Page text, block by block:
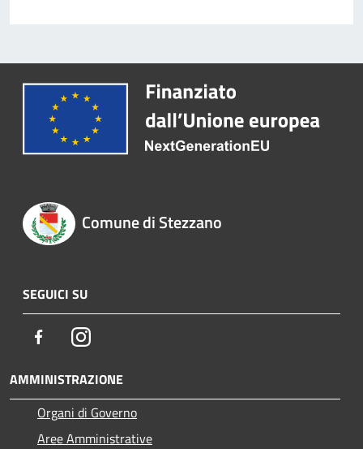
Comune di Stezzano
SEGUICI SU
FacebookInstagram
AMMINISTRAZIONE
Organi di Governo
Aree Amministrative